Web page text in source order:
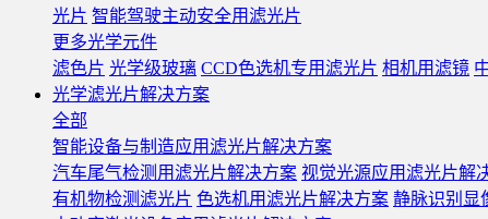
光片 智能驾驶主动安全用滤光片
更多光学元件
滤色片 光学级玻璃 CCD色选机专用滤光片 相机用滤镜
光学滤光片解决方案
全部
智能设备与制造应用滤光片解决方案
汽车尾气检测用滤光片解决方案 视觉光源应用滤光片解
有机物检测滤光片 色选机用滤光片解决方案 静脉识别显